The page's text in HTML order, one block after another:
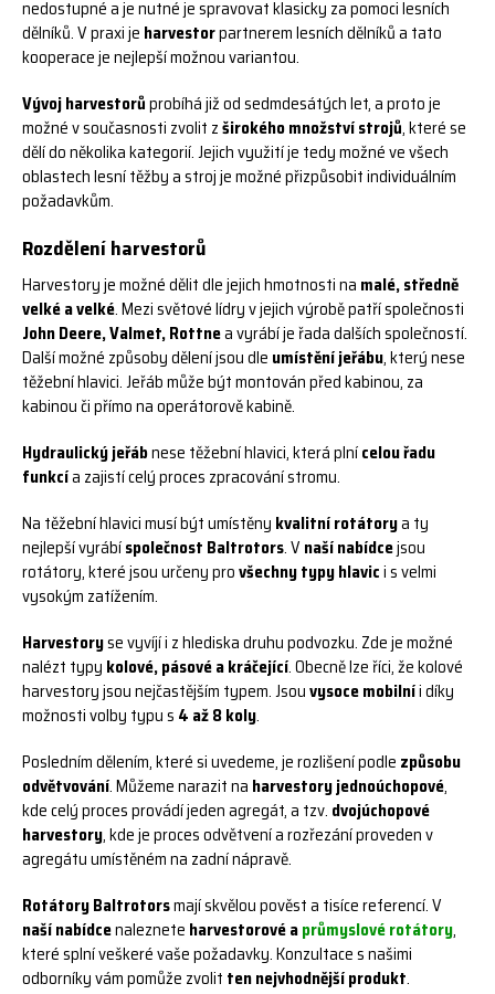
nedostupné a je nutné je spravovat klasicky za pomoci lesních
dělníků. V praxije harvestorpartnerem lesních dělníků a tato
kooperace je nejlepší možnou variantou.
Vývoj harvestorůprobíhá již od sedmdesátých let, a proto je
možné v současnosti zvolit zširokéhomnožství strojů, které se
dělí do několika kategorií. Jejich využití je tedy možné ve všech
oblastechlesní těžby a stroj je možné přizpůsobit individuálním
požadavkům.
Rozdělení harvestorů
Harvestory je možné dělit dle jejich hmotnosti na malé, středně
velké a velké. Mezi světové lídryv jejich výrobě patří společnosti
John Deere, Valmet, Rottnea vyrábí je řada dalších společností.
Další možné způsoby dělení jsou dle umístění jeřábu, který nese
těžební hlavici. Jeřáb může být montován před kabinou, za
kabinou či přímo na operátorově kabině.
Hydraulický jeřábnese těžební hlavici, která plnícelou řadu
funkcía zajistí celý proces zpracování stromu.
Na těžební hlavici musí být umístěny kvalitní rotátorya ty
nejlepší vyrábíspolečnost Baltrotors. V naší nabídcejsou
rotátory, které jsou určeny provšechny typy hlavici s velmi
vysokým zatížením.
Harvestoryse vyvíjí i z hlediska druhu podvozku. Zde je možné
nalézt typy kolové, pásové a kráčející. Obecně lze říci, že kolové
harvestory jsou nejčastějším typem. Jsouvysoce mobilníi díky
možnosti volby typu s 4 až 8 koly.
Posledním dělením, které si uvedeme, je rozlišení podle způsobu
odvětvování. Můžeme narazit na harvestory jednoúchopové,
kde celý proces provádí jeden agregát, a tzv. dvojúchopové
harvestory, kde je proces odvětvení a rozřezání proveden v
agregátu umístěném na zadní nápravě.
Rotátory Baltrotorsmají skvělou pověst a tisíce referencí. V
naší nabídcenaleznete harvestorové aprůmyslové rotátory,
které splní veškeré vaše požadavky. Konzultace s našimi
odborníky vám pomůže zvolit ten nejvhodnější produkt.